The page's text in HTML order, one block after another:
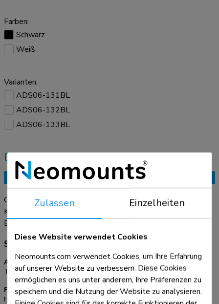
Farben:
Schwarz
Weiß
Varianten:
ADS06-131BL
ADS06-132BL
ADS06-133BL
Angebotsanfrage
Organisieren Sie Ihre Kabel mit der praktischen
Kabelwirbelsäule ADS06-130BL. Dank des modularen
Designs mit 27 flexiblen Segmenten können Sie die Länge
leicht an Ihre Einrichtung anpassen. Die doppelten
Kabelkanäle führen Kabel aller Größen und helfen Ihnen,
einen ordentlichen, übersichtlichen Arbeitsbereich zu schaffen.
Erfahren Sie mehr
Spezifikationen
Allgemein
Tischmontage:
Schrauben
Funktionalität
Höhe:
129,2 cm
Zulassen Einzelheiten
Diese Website verwendet Cookies
Neomounts.com verwendet Cookies, um Ihre Erfahrung
auf unserer Website zu verbessern. Diese Cookies
ermöglichen es uns unter anderem, Ihre Präferenzen zu
speichern und die Nutzung der Website zu analysieren.